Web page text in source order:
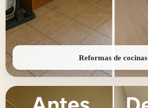
Reformas de cocinas